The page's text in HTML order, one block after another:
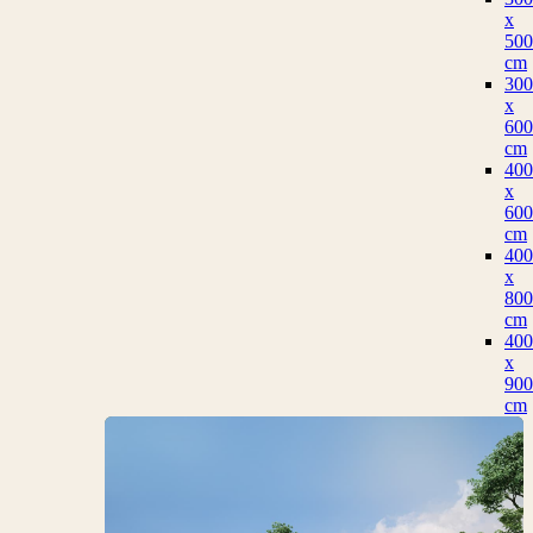
x
500
cm
300
x
600
cm
400
x
600
cm
400
x
800
cm
400
x
900
cm